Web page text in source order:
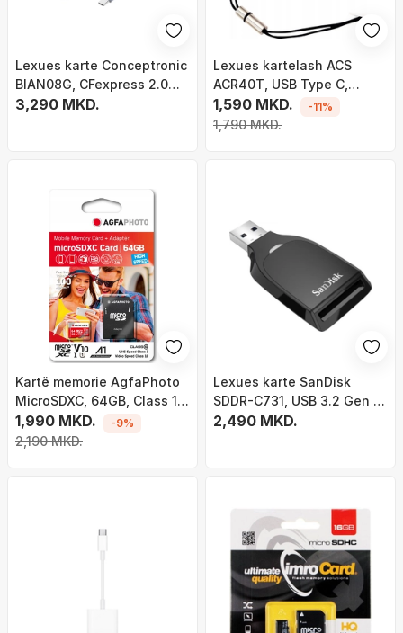
Lexues karte Conceptronic
BIAN08G, CFexpress 2.0
Type B, USB 3.2 Gen 2, i zi
3,290 MKD.
Lexues kartelash ACS
ACR40T, USB Type C,
madhësi SIM, i zi
1,590 MKD.
1,790 MKD.
-11%
Kartë memorie AgfaPhoto
MicroSDXC, 64GB, Class 10
UHS-I/U1 V10 (SB6032)
1,990 MKD.
2,190 MKD.
-9%
Lexues karte SanDisk
SDDR-C731, USB 3.2 Gen 1
Type-A, i zi
2,490 MKD.